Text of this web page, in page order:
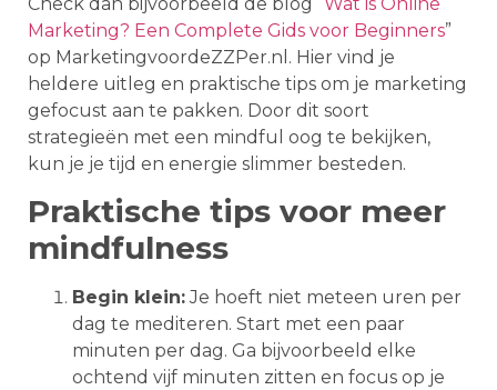
Marketing? Een Complete Gids voor Beginners”
op MarketingvoordeZZPer.nl. Hier vind je
heldere uitleg en praktische tips om je marketing
gefocust aan te pakken. Door dit soort
strategieën met een mindful oog te bekijken,
kun je je tijd en energie slimmer besteden.
Praktische tips voor meer
mindfulness
Begin klein:Je hoeft niet meteen uren per
dag te mediteren. Start met een paar
minuten per dag. Ga bijvoorbeeld elke
ochtend vijf minuten zitten en focus op je